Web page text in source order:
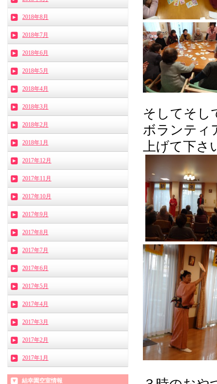
そしてそし
ボランティ
上げて下さ
2018年8月
2018年7月
2018年6月
2018年5月
2018年4月
2018年3月
2018年2月
2018年1月
2017年12月
2017年11月
2017年10月
2017年9月
2017年8月
2017年7月
2017年6月
2017年5月
2017年4月
2017年3月
2017年2月
2017年1月
結幸園空室情報